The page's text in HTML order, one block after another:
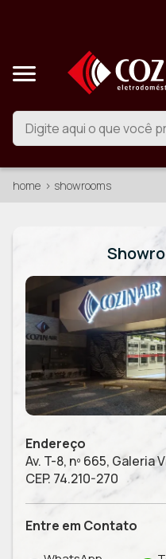
home showrooms
Endereço
Av. T-8, nº 665, Galeria
CEP. 74.210-270
Entre em Contato